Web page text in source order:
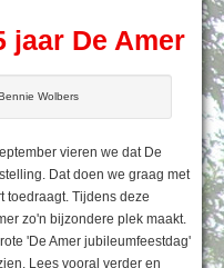
Maatje
jaar De Amer
Wolbers
vieren we dat De
Dat doen we graag met
toedraagt. Tijdens deze
zo'n bijzondere plek maakt.
'De Amer jubileumfeestdag'
Lees vooral verder en